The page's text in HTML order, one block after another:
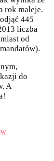
rok maleje.
445
liczba
od
do
A